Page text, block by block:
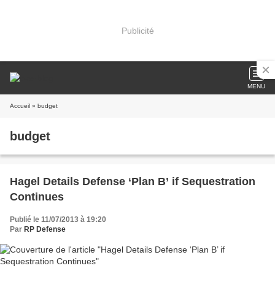
Publicité
MENU
Accueil » budget
budget
Hagel Details Defense ‘Plan B’ if Sequestration
Continues
Publié le 11/07/2013 à 19:20
Par RP Defense